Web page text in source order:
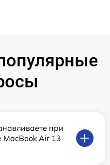
при
MacBook Air 13